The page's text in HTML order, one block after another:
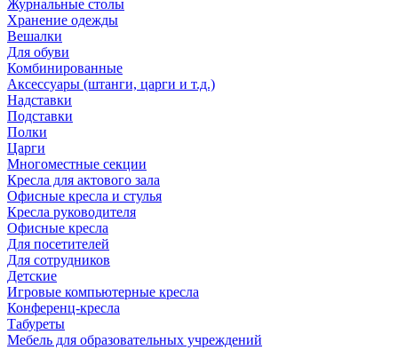
Журнальные столы
Хранение одежды
Вешалки
Для обуви
Комбинированные
Аксессуары (штанги, царги и т.д.)
Надставки
Подставки
Полки
Царги
Многоместные секции
Кресла для актового зала
Офисные кресла и стулья
Кресла руководителя
Офисные кресла
Для посетителей
Для сотрудников
Детские
Игровые компьютерные кресла
Конференц-кресла
Табуреты
Мебель для образовательных учреждений